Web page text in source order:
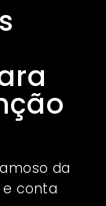
da
e conta